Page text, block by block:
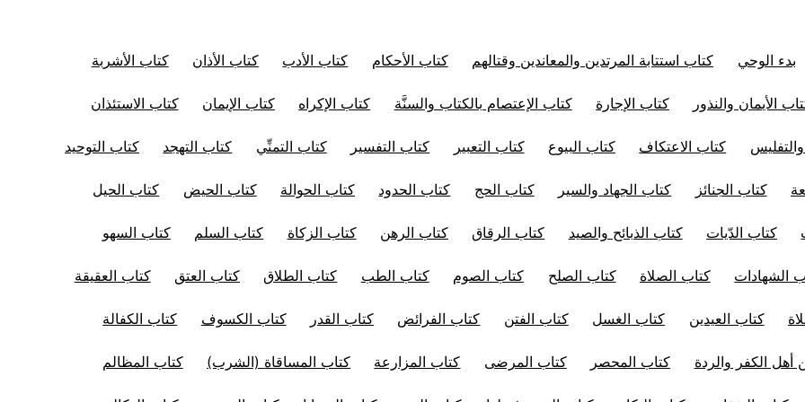
بدء الوحي كتاب استتابة المرتدين والمعاندين وقتالهم كتاب الأحكام كتاب الأدب كتاب الأذان كتاب الأشربة
الأيمان والنذور كتاب الإجارة كتاب الإعتصام بالكتاب والسنَّة كتاب الإكراه كتاب الإيمان كتاب الاستئذان
كتاب الاعتكاف كتاب البيوع كتاب التعبير كتاب التفسير كتاب التمنِّي كتاب التهجد كتاب التوحيد
كتاب الجنائز كتاب الجهاد والسير كتاب الحج كتاب الحدود كتاب الحوالة كتاب الحيض كتاب الحيل
كتاب الدّيات كتاب الذبائح والصيد كتاب الرقاق كتاب الرهن كتاب الزكاة كتاب السلم كتاب السهو
الشهادات كتاب الصلاة كتاب الصلح كتاب الصوم كتاب الطب كتاب الطلاق كتاب العتق كتاب العقيقة
كتاب العيدين كتاب الغسل كتاب الفتن كتاب الفرائض كتاب القدر كتاب الكسوف كتاب الكفالة
أهل الكفر والردة كتاب المحصر كتاب المرضى كتاب المزارعة كتاب المساقاة (الشرب) كتاب المظالم